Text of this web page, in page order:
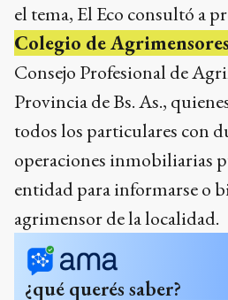
el tema, El Eco consultó a
Colegio de
Consejo Profesional de
Provincia de Bs. As.,
todos los particulares con
operaciones inmobiliarias
entidad para informarse o
agrimensor de la localidad.
¿qué querés saber?